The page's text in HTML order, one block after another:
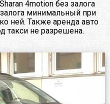
4motion без залога
минимальный при
ней. Также аренда авто
такси не разрешена.